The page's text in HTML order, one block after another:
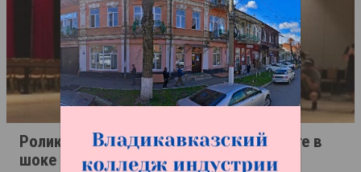
Ролик длится пару секунд, но вы будете в
шоке от увиденного